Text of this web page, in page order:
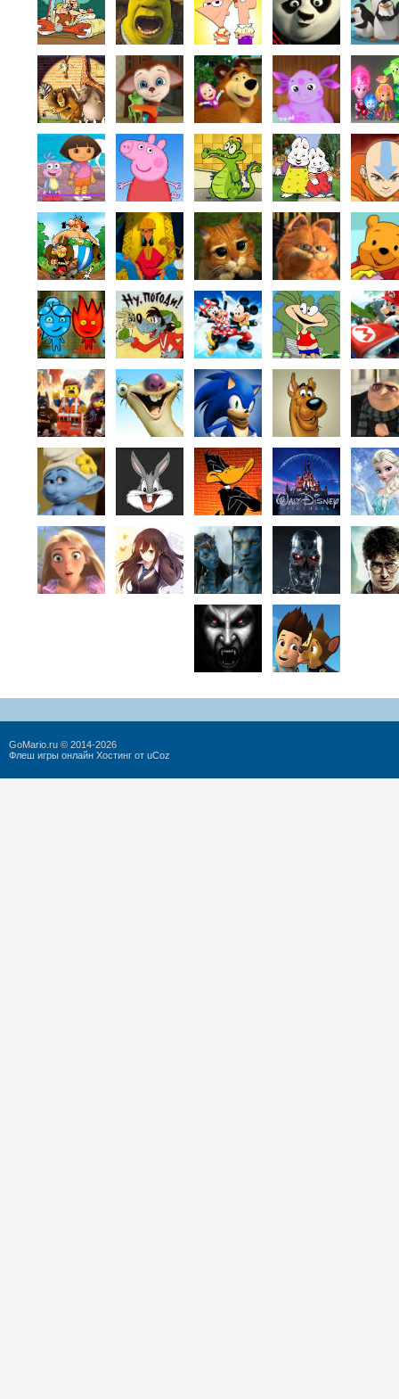
GoMario.ru © 2014-2026
Флеш игры онлайн Хостинг от uCoz